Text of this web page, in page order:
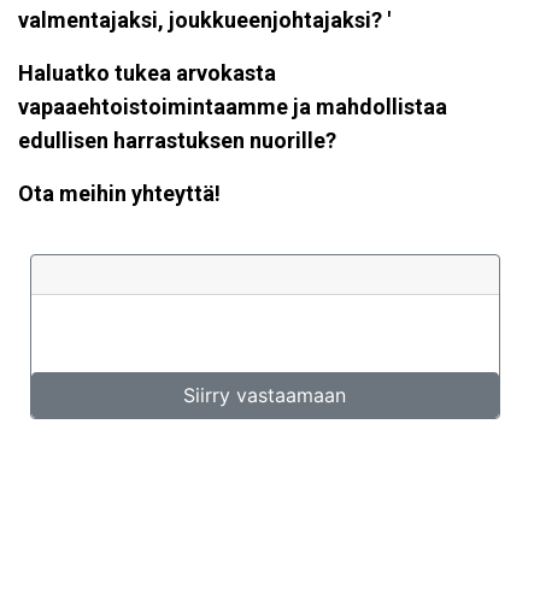
valmentajaksi, joukkueenjohtajaksi? '
Haluatko tukea arvokasta
vapaaehtoistoimintaamme ja mahdollistaa
edullisen harrastuksen nuorille?
Ota meihin yhteyttä!